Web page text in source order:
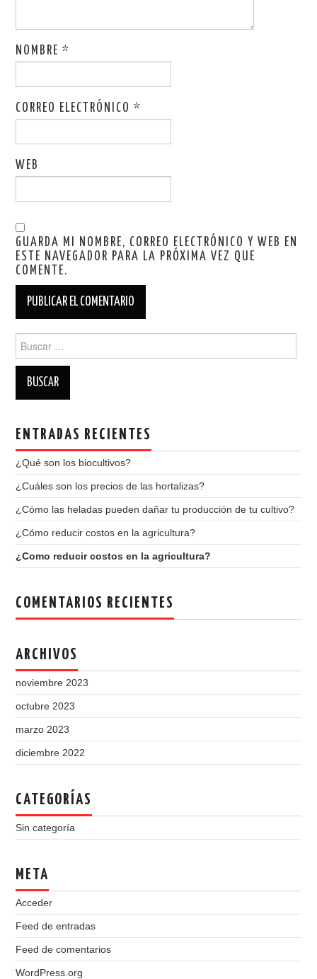
NOMBRE*
CORREO ELECTRÓNICO*
WEB
GUARDA MI NOMBRE, CORREO ELECTRÓNICO Y WEB EN
ESTE NAVEGADOR PARA LA PRÓXIMA VEZ QUE
COMENTE.
ENTRADAS RECIENTES
¿Qué son los biocultivos?
¿Cuáles son los precios de las hortalizas?
¿Cómo las heladas pueden dañar tu producción de tu cultivo?
¿Cómo reducir costos en la agricultura?
¿Como reducir costos en la agricultura?
COMENTARIOS RECIENTES
ARCHIVOS
noviembre 2023
octubre 2023
marzo 2023
diciembre 2022
CATEGORÍAS
Sin categoría
META
Acceder
Feed de entradas
Feed de comentarios
WordPress.org